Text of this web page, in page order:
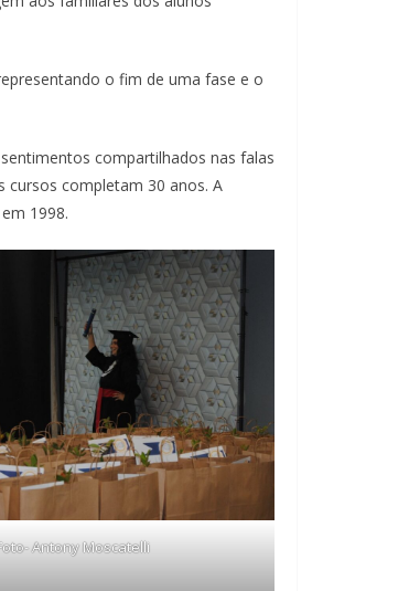
o fim de uma fase e o
compartilhados nas falas
cursos completam 30 anos. A
1998.
Antony Moscatelli